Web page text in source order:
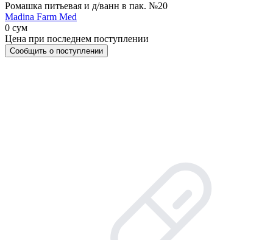
Ромашка питьевая и д/ванн в пак. №20
Madina Farm Med
0 сум
Цена при последнем поступлении
Сообщить о поступлении